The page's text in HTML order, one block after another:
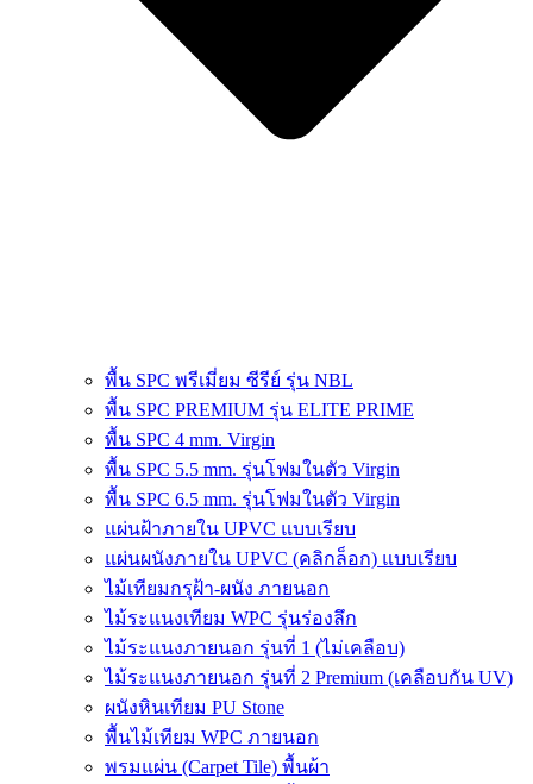
พื้น SPC พรีเมี่ยม ซีรีย์ รุ่น NBL
พื้น SPC PREMIUM รุ่น ELITE PRIME
พื้น SPC 4 mm. Virgin
พื้น SPC 5.5 mm. รุ่นโฟมในตัว Virgin
พื้น SPC 6.5 mm. รุ่นโฟมในตัว Virgin
แผ่นฝ้าภายใน UPVC แบบเรียบ
แผ่นผนังภายใน UPVC (คลิกล็อก) แบบเรียบ
ไม้เทียมกรุฝ้า-ผนัง ภายนอก
ไม้ระแนงเทียม WPC รุ่นร่องลึก
ไม้ระแนงภายนอก รุ่นที่ 1 (ไม่เคลือบ)
ไม้ระแนงภายนอก รุ่นที่ 2 Premium (เคลือบกัน UV)
ผนังหินเทียม PU Stone
พื้นไม้เทียม WPC ภายนอก
พรมแผ่น (Carpet Tile) พื้นผ้า